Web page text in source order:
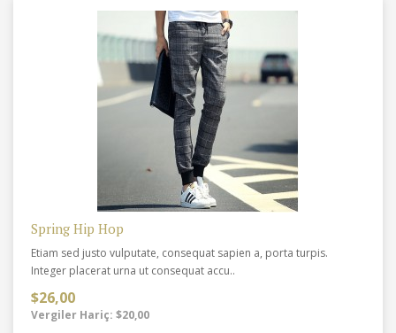
Spring Hip Hop
Etiam sed justo vulputate, consequat sapien a, porta turpis.
Integer placerat urna ut consequat accu..
$26,00
Vergiler Hariç: $20,00